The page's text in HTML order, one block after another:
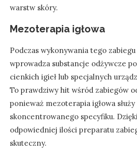
warstw skóry.
Mezoterapia igłowa
Podczas wykonywania tego
wprowadza substancje odżywcze
cienkich igieł lub specjalnych
To prawdziwy hit wśród zabiegów
ponieważ mezoterapia igłowa
skoncentrowanego specyfiku.
odpowiedniej ilości preparatu
skuteczny.